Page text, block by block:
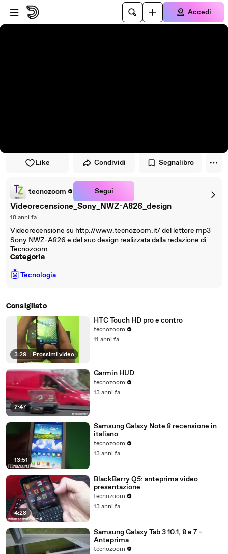
Vai al lettore
Passa al contenuto principale
Accedi
Like Condividi Segnalibro
tecnozoom Segui
Videorecensione_Sony_NWZ-A826_design
18 anni fa
Videorecensione su http://www.tecnozoom.it/ del lettore mp3
Sony NWZ-A826 e del suo design realizzata dalla redazione di
Tecnozoom
Categoria
🤖Tecnologia
Consigliato
3:29 Prossimi video
HTC Touch HD pro e contro
tecnozoom
11 anni fa
2:47
Garmin HUD
tecnozoom
13 anni fa
13:51
Samsung Galaxy Note 8 recensione in
italiano
tecnozoom
13 anni fa
4:28
BlackBerry Q5: anteprima video
presentazione
tecnozoom
13 anni fa
Samsung Galaxy Tab 3 10.1, 8 e 7 -
Anteprima
tecnozoom